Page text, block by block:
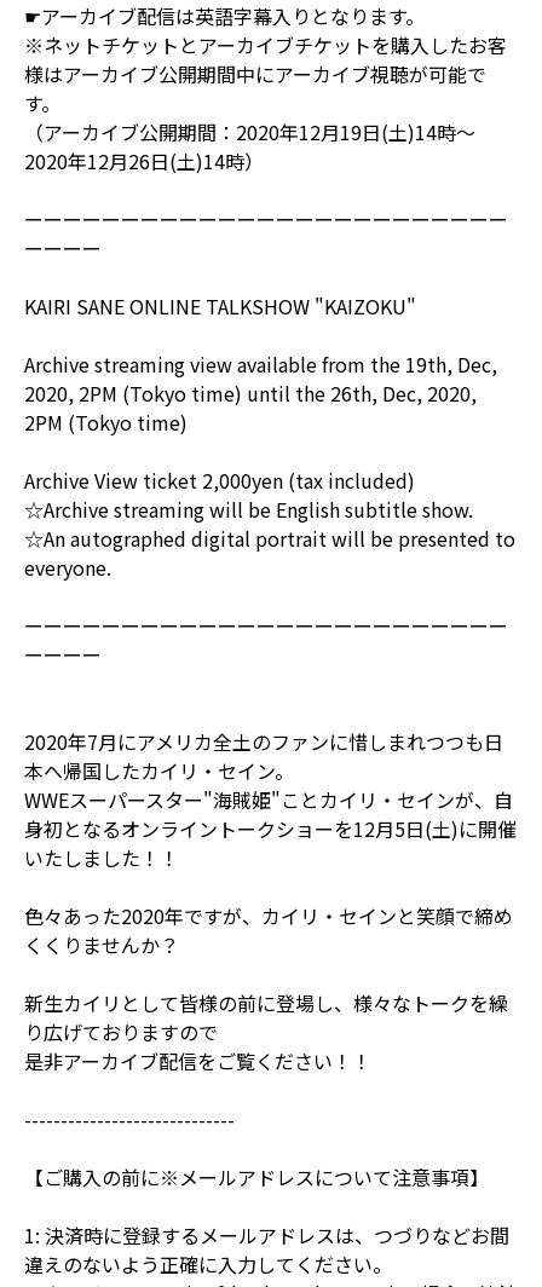
☛アーカイブ配信は英語字幕入りとなります。
※ネットチケットとアーカイブチケットを購入したお客
様はアーカイブ公開期間中にアーカイブ視聴が可能で
す。
（アーカイブ公開期間：2020年12月19日(土)14時〜
2020年12月26日(土)14時）
ーーーーーーーーーーーーーーーーーーーーーーーーー
ーーーー
KAIRI SANE ONLINE TALKSHOW "KAIZOKU"
Archive streaming view available from the 19th, Dec,
2020, 2PM (Tokyo time) until the 26th, Dec, 2020,
2PM (Tokyo time)
Archive View ticket 2,000yen (tax included)
☆Archive streaming will be English subtitle show.
☆An autographed digital portrait will be presented to
everyone.
ーーーーーーーーーーーーーーーーーーーーーーーーー
ーーーー
2020年7月にアメリカ全土のファンに惜しまれつつも日
本へ帰国したカイリ・セイン。
WWEスーパースター"海賊姫"ことカイリ・セインが、自
身初となるオンライントークショーを12月5日(土)に開催
いたしました！！
色々あった2020年ですが、カイリ・セインと笑顔で締め
くくりませんか？
新生カイリとして皆様の前に登場し、様々なトークを繰
り広げておりますので
是非アーカイブ配信をご覧ください！！
-----------------------------
【ご購入の前に※メールアドレスについて注意事項】
1: 決済時に登録するメールアドレスは、つづりなどお間
違えのないよう正確に入力してください。